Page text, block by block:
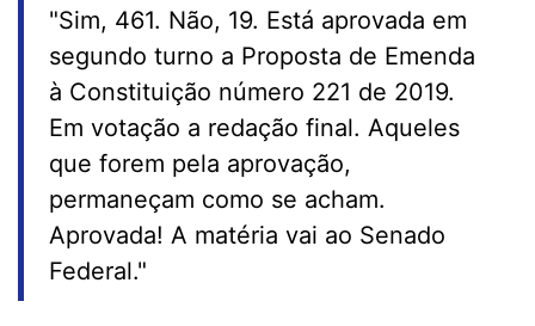
"Sim, 461. Não, 19. Está aprovada em
segundo turno a Proposta de Emenda
à Constituição número 221 de 2019.
Em votação a redação final. Aqueles
que forem pela aprovação,
permaneçam como se acham.
Aprovada! A matéria vai ao Senado
Federal."